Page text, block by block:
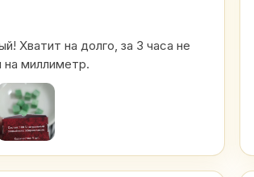
Хватит на долго, за 3 часа не
на миллиметр.